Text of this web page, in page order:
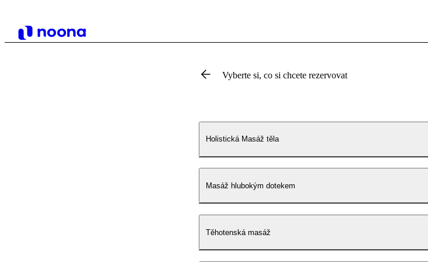
Vyberte si, co si chcete rezervovat
Holistická Masáž těla
Masáž hlubokým dotekem
Těhotenská masáž